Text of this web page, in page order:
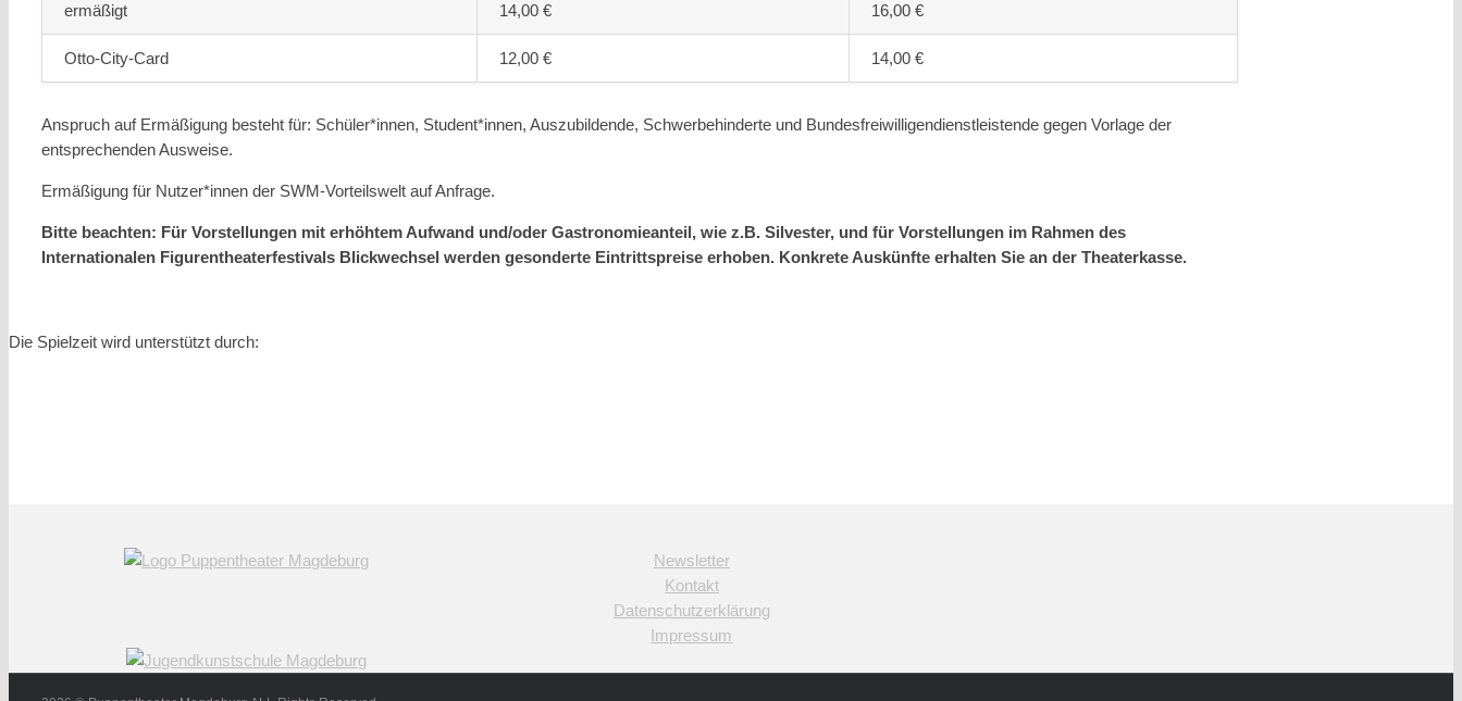
ermäßigt 14,00 € 16,00 €
Otto-City-Card 12,00 € 14,00 €
Anspruch auf Ermäßigung besteht für: Schüler*innen, Student*innen, Auszubildende, Schwerbehinderte und Bundesfreiwilligendienstleistende gegen Vorlage der
entsprechenden Ausweise.
Ermäßigung für Nutzer*innen der SWM-Vorteilswelt auf Anfrage.
Bitte beachten: Für Vorstellungen mit erhöhtem Aufwand und/oder Gastronomieanteil, wie z.B. Silvester, und für Vorstellungen im Rahmen des
Internationalen Figurentheaterfestivals Blickwechsel werden gesonderte Eintrittspreise erhoben. Konkrete Auskünfte erhalten Sie an der Theaterkasse.
Die Spielzeit wird unterstützt durch:
Newsletter
Kontakt
Datenschutzerklärung
Impressum